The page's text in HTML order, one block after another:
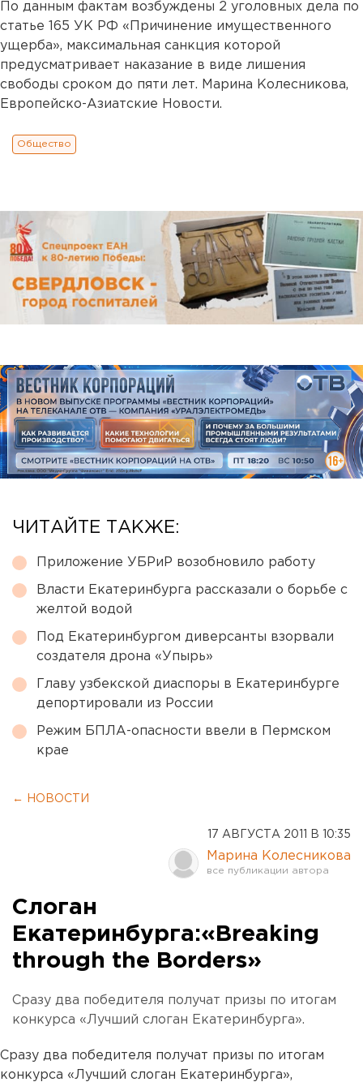
По данным фактам возбуждены 2 уголовных дела по
статье 165 УК РФ «Причинение имущественного
ущерба», максимальная санкция которой
предусматривает наказание в виде лишения
свободы сроком до пяти лет. Марина Колесникова,
Европейско-Азиатские Новости.
Общество
ЧИТАЙТЕ ТАКЖЕ:
Приложение УБРиР возобновило работу
Власти Екатеринбурга рассказали о борьбе с
желтой водой
Под Екатеринбургом диверсанты взорвали
создателя дрона «Упырь»
Главу узбекской диаспоры в Екатеринбурге
депортировали из России
Режим БПЛА-опасности ввели в Пермском
крае
← НОВОСТИ
17 АВГУСТА 2011 В 10:35
Марина Колесникова
Слоган
Екатеринбурга:«Breaking
through the Borders»
Сразу два победителя получат призы по итогам
конкурса «Лучший слоган Екатеринбурга».
Сразу два победителя получат призы по итогам
конкурса «Лучший слоган Екатеринбурга»,